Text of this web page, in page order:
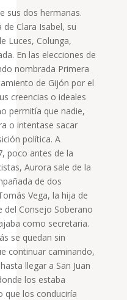
sus dos hermanas.
Clara Isabel, su
Luces, Colunga,
En las elecciones de
nombrada Primera
de Gijón por el
creencias o ideales
permitía que nadie,
o intentase sacar
política. A
poco antes de la
Aurora sale de la
de dos
Vega, la hija de
del Consejo Soberano
como secretaria.
se quedan sin
continuar caminando,
llegar a San Juan
los estaba
que los conduciría